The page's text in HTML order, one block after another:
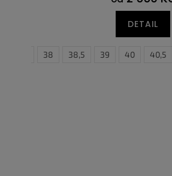
DETAIL
38 38,5 39 40 40,5